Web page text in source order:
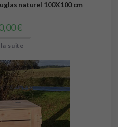
naturel 100X100 cm
€
suite